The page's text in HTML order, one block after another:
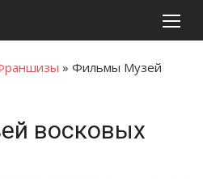
» Фильмы Музей
восковых